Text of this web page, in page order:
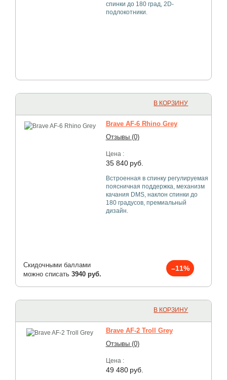
спинки до 180 град, 2D-
подлокотники.
В КОРЗИНУ
Brave AF-6 Rhino Grey
Отзывы (0)
Цена :
35 840 руб.
Встроенная в спинку регулируемая
поясничная поддержка, механизм
качания DMS, наклон спинки до
180 градусов, премиальный
дизайн.
Скидочными баллами
можно списать 3940 руб.
–11%
В КОРЗИНУ
Brave AF-2 Troll Grey
Отзывы (0)
Цена :
49 480 руб.